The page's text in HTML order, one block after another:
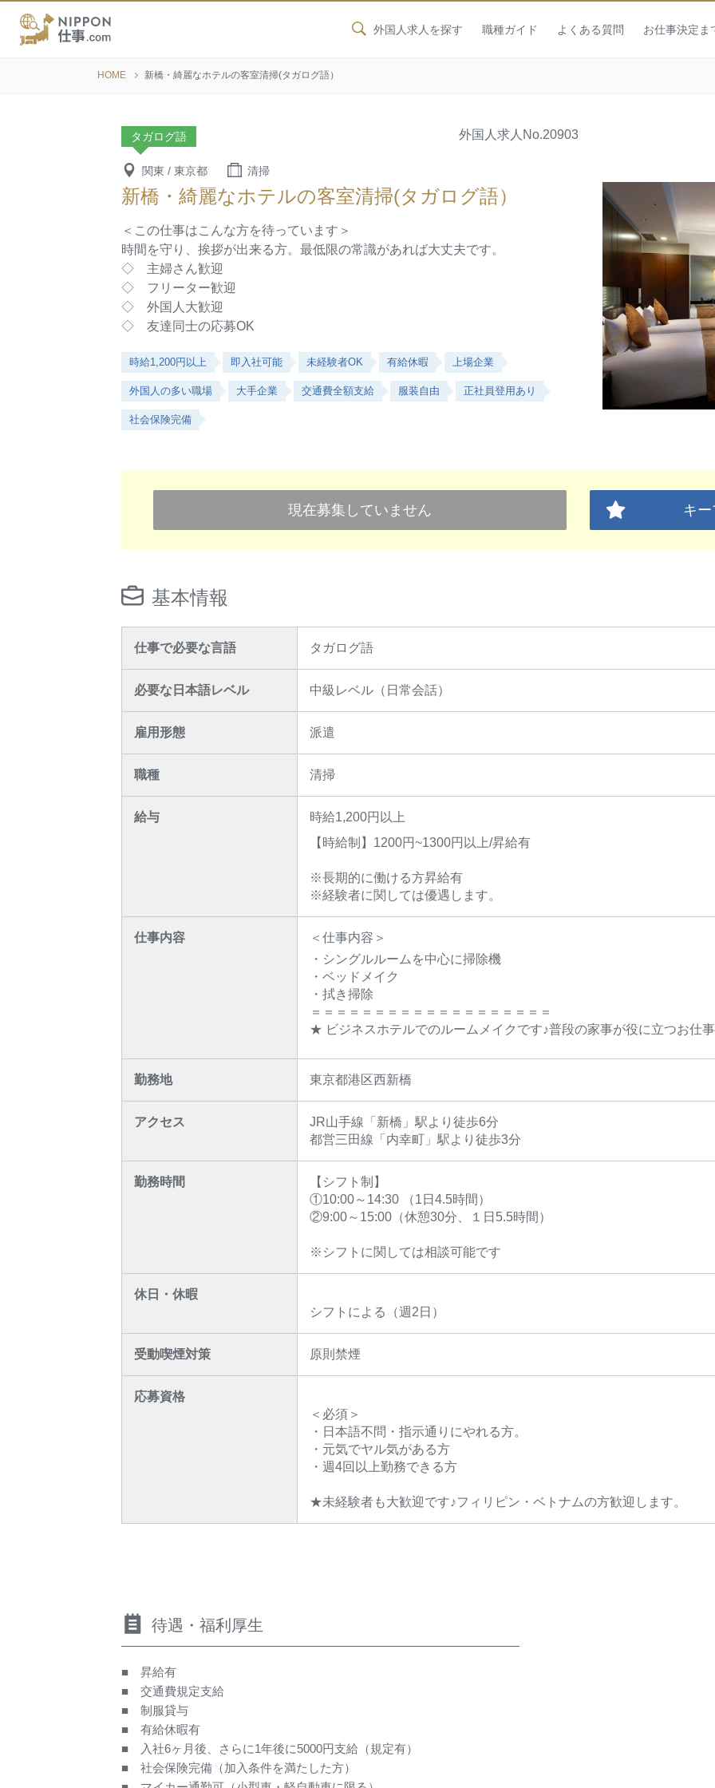
外国人求人を探す 職種ガイド よくある質問 お仕事決定ま
HOME 新橋・綺麗なホテルの客室清掃(タガログ語）
タガログ語 外国人求人 No.20903
関東 / 東京都 清掃
新橋・綺麗なホテルの客室清掃(タガログ語）
＜この仕事はこんな方を待っています＞
時間を守り、挨拶が出来る方。最低限の常識があれば大丈夫です。
◇ 主婦さん歓迎
◇ フリーター歓迎
◇ 外国人大歓迎
◇ 友達同士の応募OK
時給1,200円以上 即入社可能 未経験者OK 有給休暇 上場企業
外国人の多い職場 大手企業 交通費全額支給 服装自由 正社員登用あり
社会保険完備
現在募集していません キー
基本情報
仕事で必要な言語 タガログ語
必要な日本語レベル 中級レベル（日常会話）
雇用形態 派遣
職種 清掃
給与
時給1,200円以上
【時給制】1200円~1300円以上/昇給有
※長期的に働ける方昇給有
※経験者に関しては優遇します。
仕事内容
＜仕事内容＞
・シングルルームを中心に掃除機
・ベッドメイク
・拭き掃除
＝＝＝＝＝＝＝＝＝＝＝＝＝＝＝＝＝＝＝
★ ビジネスホテルでのルームメイクです♪普段の家事が役に立つお仕
勤務地 東京都港区西新橋
アクセス
JR山手線「新橋」駅より徒歩6分
都営三田線「内幸町」駅より徒歩3分
勤務時間
【シフト制】
①10:00～14:30 （1日4.5時間）
②9:00～15:00（休憩30分、１日5.5時間）
※シフトに関しては相談可能です
休日・休暇
シフトによる（週2日）
受動喫煙対策 原則禁煙
応募資格
＜必須＞
・日本語不問・指示通りにやれる方。
・元気でヤル気がある方
・週4回以上勤務できる方
★未経験者も大歓迎です♪フィリピン・ベトナムの方歓迎します。
待遇・福利厚生
■ 昇給有
■ 交通費規定支給
■ 制服貸与
■ 有給休暇有
■ 入社6ヶ月後、さらに1年後に5000円支給（規定有）
■ 社会保険完備（加入条件を満たした方）